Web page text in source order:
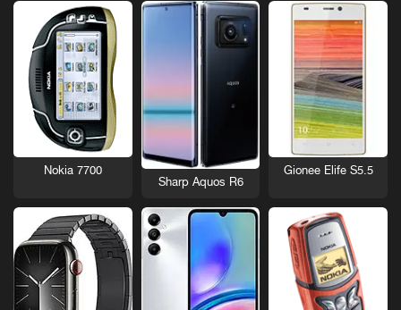
Gionee Elife S5.5
Sharp Aquos R6
Nokia 7700